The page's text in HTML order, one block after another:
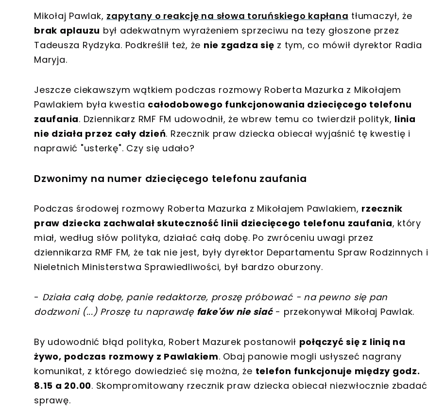
Mikołaj Pawlak, zapytany o reakcję na słowa toruńskiego kapłana tłumaczył, że
brak aplauzu był adekwatnym wyrażeniem sprzeciwu na tezy głoszone przez
Tadeusza Rydzyka. Podkreślił też, że nie zgadza się z tym, co mówił dyrektor Radia
Maryja.
Jeszcze ciekawszym wątkiem podczas rozmowy Roberta Mazurka z Mikołajem
Pawlakiem była kwestia całodobowego funkcjonowania dziecięcego telefonu
zaufania. Dziennikarz RMF FM udowodnił, że wbrew temu co twierdził polityk, linia
nie działa przez cały dzień. Rzecznik praw dziecka obiecał wyjaśnić tę kwestię i
naprawić "usterkę". Czy się udało?
Dzwonimy na numer dziecięcego telefonu zaufania
Podczas środowej rozmowy Roberta Mazurka z Mikołajem Pawlakiem, rzecznik
praw dziecka zachwalał skuteczność linii dziecięcego telefonu zaufania, który
miał, według słów polityka, działać całą dobę. Po zwróceniu uwagi przez
dziennikarza RMF FM, że tak nie jest, były dyrektor Departamentu Spraw Rodzinnych i
Nieletnich Ministerstwa Sprawiedliwości, był bardzo oburzony.
- Działa całą dobę, panie redaktorze, proszę próbować - na pewno się pan
dodzwoni (...) Proszę tu naprawdę fake'ów nie siać- przekonywał Mikołaj Pawlak.
By udowodnić błąd polityka, Robert Mazurek postanowił połączyć się z linią na
żywo, podczas rozmowy z Pawlakiem. Obaj panowie mogli usłyszeć nagrany
komunikat, z którego dowiedzieć się można, że telefon funkcjonuje między godz.
8.15 a 20.00. Skompromitowany rzecznik praw dziecka obiecał niezwłocznie zbadać
sprawę.